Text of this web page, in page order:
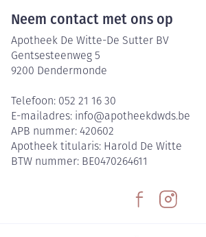
Neem contact met ons op
Apotheek De Witte-De Sutter BV
Gentsesteenweg 5
9200 Dendermonde
Telefoon: 052 21 16 30
E-mailadres: info@apotheekdwds.be
APB nummer: 420602
Apotheek titularis: Harold De Witte
BTW nummer: BE0470264611